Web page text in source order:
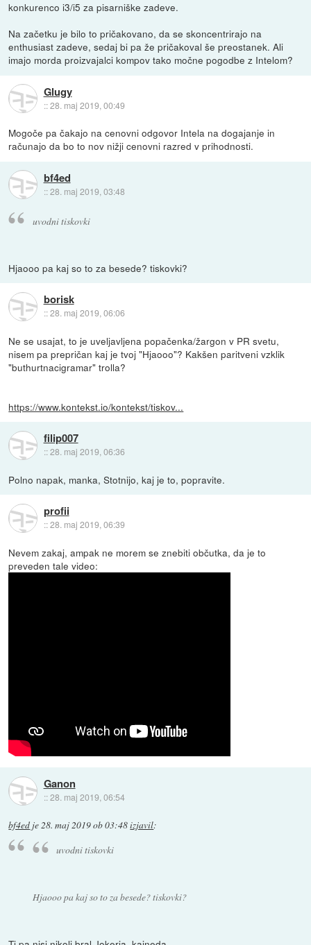
konkurenco i3/i5 za pisarniške zadeve.
Na začetku je bilo to pričakovano, da se skoncentrirajo na
enthusiast zadeve, sedaj bi pa že pričakoval še preostanek. Ali
imajo morda proizvajalci kompov tako močne pogodbe z Intelom?
Glugy
::28. maj 2019, 00:49
Mogoče pa čakajo na cenovni odgovor Intela na dogajanje in
računajo da bo to nov nižji cenovni razred v prihodnosti.
bf4ed
::28. maj 2019, 03:48
uvodni tiskovki
Hjaooo pa kaj so to za besede? tiskovki?
borisk
::28. maj 2019, 06:06
Ne se usajat, to je uveljavljena popačenka/žargon v PR svetu,
nisem pa prepričan kaj je tvoj "Hjaooo"? Kakšen paritveni vzklik
"buthurtnacigramar" trolla?
https://www.kontekst.io/kontekst/tiskov...
filip007
::28. maj 2019, 06:36
Polno napak, manka, Stotnijo, kaj je to, popravite.
profii
::28. maj 2019, 06:39
Nevem zakaj, ampak ne morem se znebiti občutka, da je to
preveden tale video:
Ganon
::28. maj 2019, 06:54
bf4ed je28. maj 2019 ob 03:48izjavil:
uvodni tiskovki
Hjaooo pa kaj so to za besede? tiskovki?